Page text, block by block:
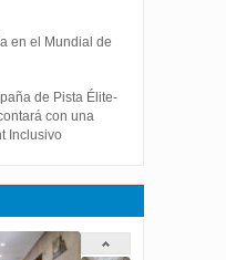
en el Mundial de
de Pista Élite-
con una
Inclusivo